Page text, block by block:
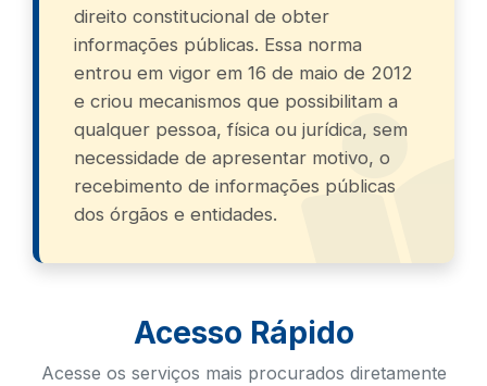
direito constitucional de obter
informações públicas. Essa norma
entrou em vigor em 16 de maio de 2012
e criou mecanismos que possibilitam a
qualquer pessoa, física ou jurídica, sem
necessidade de apresentar motivo, o
recebimento de informações públicas
dos órgãos e entidades.
Acesso Rápido
Acesse os serviços mais procurados diretamente